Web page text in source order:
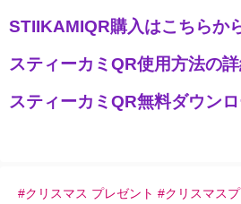
STIIKAMIQR購入はこちらか
スティーカミQR使用方法の
スティーカミQR無料ダウン
#クリスマス プレゼント #クリスマス